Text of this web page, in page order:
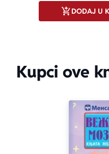
DODAJ U
Kupci ove